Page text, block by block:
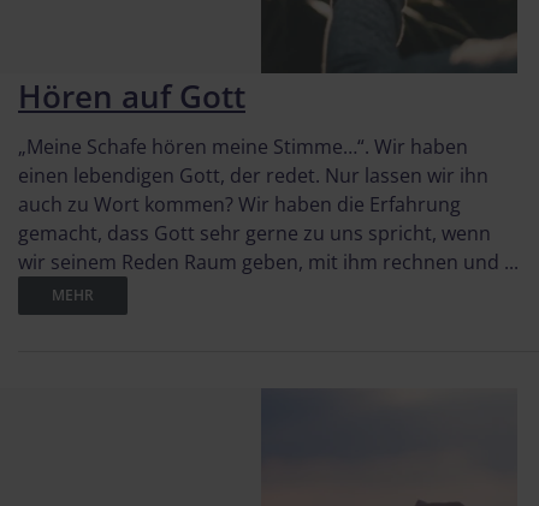
Hören auf Gott
„Meine Schafe hören meine Stimme…“. Wir haben
einen lebendigen Gott, der redet. Nur lassen wir ihn
auch zu Wort kommen? Wir haben die Erfahrung
gemacht, dass Gott sehr gerne zu uns spricht, wenn
wir seinem Reden Raum geben, mit ihm rechnen und ...
MEHR